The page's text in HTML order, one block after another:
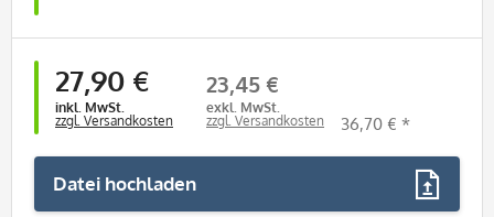
27,90 €
inkl. MwSt.
zzgl. Versandkosten
23,45 €
exkl. MwSt.
zzgl. Versandkosten
36,70 € *
Datei hochladen